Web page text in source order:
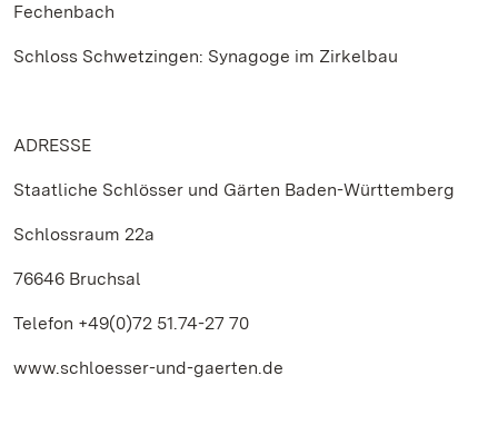
Fechenbach
Schloss Schwetzingen: Synagoge im Zirkelbau
ADRESSE
Staatliche Schlösser und Gärten Baden-Württemberg
Schlossraum 22a
76646 Bruchsal
Telefon +49(0)72 51.74-27 70
www.schloesser-und-gaerten.de